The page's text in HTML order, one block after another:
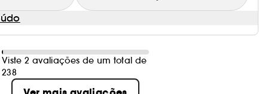
Viste 2 avaliações de um total de
238